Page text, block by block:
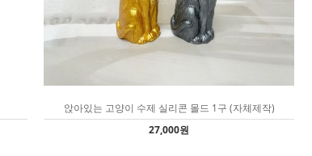
앉아있는 고양이 수제 실리콘 몰드 1구 (자체제작)
27,000원